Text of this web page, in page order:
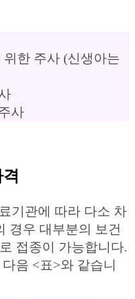
한 주사 (신생아는
사
기관에 따라 다소 차
경우 대부분의 보건
접종이 가능합니다.
음 <표>와 같습니